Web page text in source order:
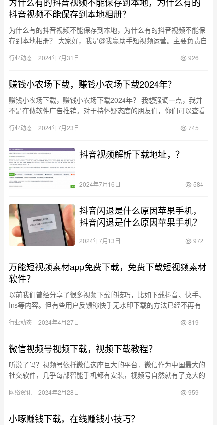
抖音视频不能保存到本地相册？
为什么有的抖音视频不能保存到本地，为什么有的抖音视频不能保
存到本地相册？ 大家好，我是@我赢助手短视频运营。主要负责自
信询…
行业动态 2024年7月31日 926
赚钱小农场下载，赚钱小农场下载2024年？
赚钱小农场下载，赚钱小农场下载2024年？ 我想强调一点，我并
不是在做软件广告推销。对于持怀疑态度的朋友们，你们可以查看
近…
行业动态 2024年7月23日 745
抖音视频解析下载地址，？
2024年7月16日 584
抖音闪退是什么原因苹果手机，
抖音闪退是什么原因苹果手机？
2024年7月13日 972
万能短视频素材app免费下载，免费下载短视频素材
软件？
以前我们曾经分享了很多视频下载的技巧，比如下载抖音、快手、
Ins等内容。但有些用户反馈称快手无水印下载的方法已经不再有
手、抖…
行业动态 2024年4月27日 819
微信视频号视频下载，视频下载教程？
听说了吗？视频号依托微信这座巨大的平台，微信作为中国最大的
社交软件，几乎每部智能手机都有安装，视频号自然就有了庞大的
具吸引…
网络资讯 2024年2月28日 959
小啄赚钱下载，在线赚钱小技巧？